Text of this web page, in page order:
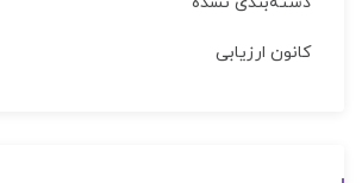
کانون ارزیابی